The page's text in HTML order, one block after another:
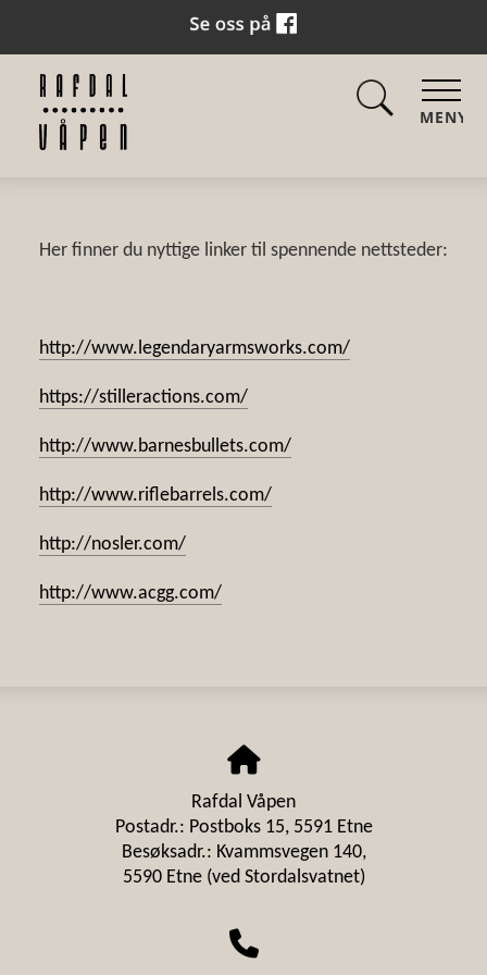
MENY
Her finner du nyttige linker til spennende nettsteder:
http://www.legendaryarmsworks.com/
https://stilleractions.com/
http://www.barnesbullets.com/
http://www.riflebarrels.com/
http://nosler.com/
http://www.acgg.com/
Rafdal Våpen
Postadr.: Postboks 15, 5591 Etne
Besøksadr.: Kvammsvegen 140,
5590 Etne (ved Stordalsvatnet)